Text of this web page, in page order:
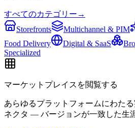
すべてのカテゴリー →
Storefronts
Multichannel & PIM
Food Delivery
Digital & SaaS
Specialized
マーケットプレイスを閲覧する
あらゆるプラットフォームにわた
ネクタ — バージョンが一致した生